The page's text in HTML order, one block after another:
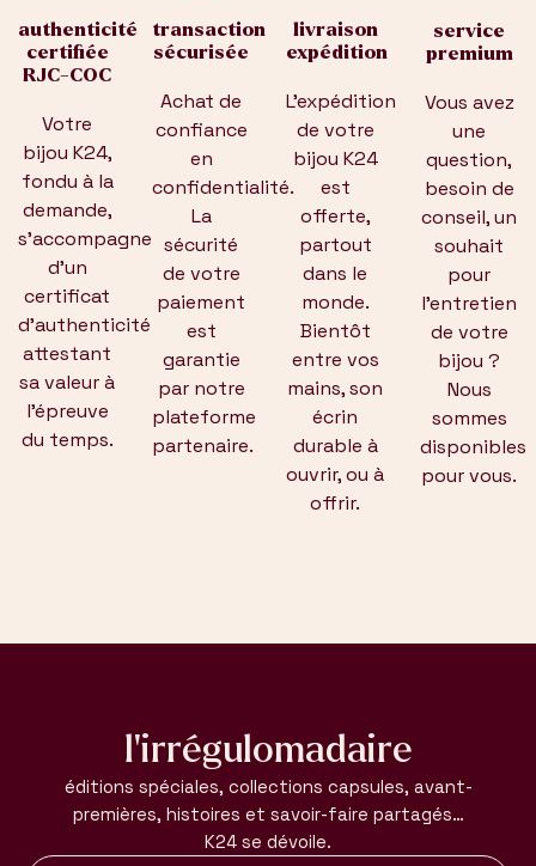
authenticité
certifiée
RJC-COC
Votre
bijou K24,
fondu à la
demande,
s’accompagne
d’un
certificat
d’authenticité
attestant
sa valeur à
l’épreuve
du temps.
transaction
sécurisée
Achat de
confiance
en
confidentialité.
La
sécurité
de votre
paiement
est
garantie
par notre
plateforme
partenaire.
livraison
expédition
L’expédition
de votre
bijou K24
est
offerte,
partout
dans le
monde.
Bientôt
entre vos
mains, son
écrin
durable à
ouvrir, ou à
offrir.
service
premium
Vous avez
une
question,
besoin de
conseil, un
souhait
pour
l’entretien
de votre
bijou ?
Nous
sommes
disponibles
pour vous.
l’irrégulomadaire
éditions spéciales, collections capsules, avant-
premières, histoires et savoir-faire partagés…
K24 se dévoile.